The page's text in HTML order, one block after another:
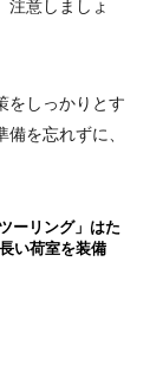
注意しましょ
をしっかりとす
を忘れずに、
ーリング」はた
い荷室を装備